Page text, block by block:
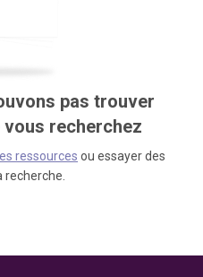
pas trouver
recherchez
ressources ou essayer des
recherche.